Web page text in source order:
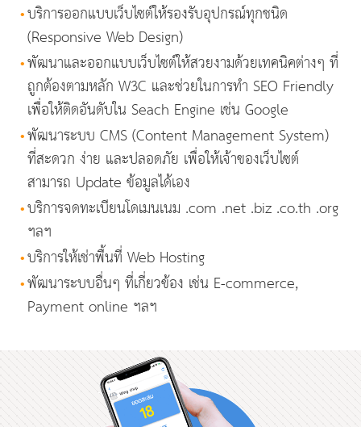
•บริการออกแบบเว็บไซต์ให้รองรับอุปกรณ์ทุกชนิด
(Responsive Web Design)
•พัฒนาและออกแบบเว็บไซต์ให้สวยงามด้วยเทคนิคต่างๆ ที่
ถูกต้องตามหลัก W3C และช่วยในการทำ SEO Friendly
เพื่อให้ติดอันดับใน Seach Engine เช่น Google
•พัฒนาระบบ CMS (Content Management System)
ที่สะดวก ง่าย และปลอดภัย เพื่อให้เจ้าของเว็บไซต์
สามารถ Update ข้อมูลได้เอง
•บริการจดทะเบียนโดเมนเนม .com .net .biz .co.th .org
ฯลฯ
•บริการให้เช่าพื้นที่ Web Hosting
•พัฒนาระบบอื่นๆ ที่เกี่ยวข้อง เช่น E-commerce,
Payment online ฯลฯ